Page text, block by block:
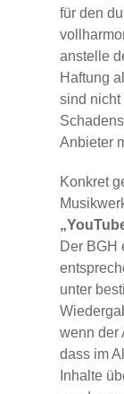
für den
anstelle
Haftung
sind nicht
Anbieter
Konkret
Der BGH
unter
wenn der
dass im
Inhalte